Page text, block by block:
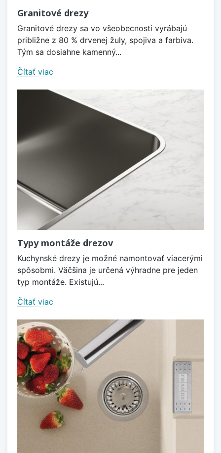
Granitové drezy
Granitové drezy sa vo všeobecnosti vyrábajú
približne z 80 % drvenej žuly, spojiva a farbiva.
Tým sa dosiahne kamenný...
Čítať viac
Typy montáže drezov
Kuchynské drezy je možné namontovať viacerými
spôsobmi. Väčšina je určená výhradne pre jeden
typ montáže. Existujú...
Čítať viac